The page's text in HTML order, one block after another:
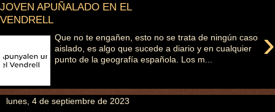
JOVEN APUÑALADO EN EL
VENDRELL
›
Que no te engañen, esto no se trata de ningún caso
aislado, es algo que sucede a diario y en cualquier
punto de la geografía española. Los m...
lunes, 4 de septiembre de 2023